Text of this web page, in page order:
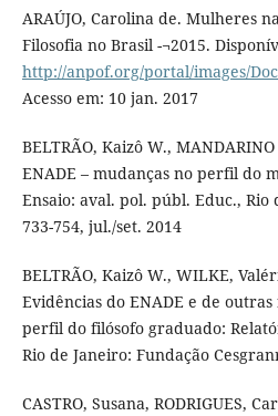
ARAÚJO, Carolina de. Mulheres
Filosofia no Brasil -¬2015.
http://anpof.org/portal/images/
Acesso em: 10 jan. 2017
BELTRÃO, Kaizô W.,
ENADE – mudanças no perfil do
Ensaio: aval. pol. públ. Educ., Rio
733-754, jul./set. 2014
BELTRÃO, Kaizô W., WILKE,
Evidências do ENADE e de
perfil do filósofo graduado:
Rio de Janeiro: Fundação
CASTRO, Susana, RODRIGUES,